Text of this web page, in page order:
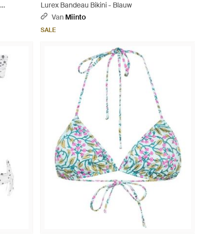
Lurex Bandeau Bikini - Blauw
Van Miinto
SALE